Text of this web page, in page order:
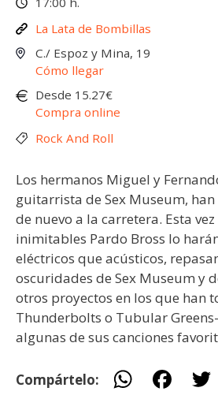
La Lata de Bombillas
C./ Espoz y Mina, 19
Cómo llegar
Desde 15.27€
Compra online
Rock And Roll
Los hermanos Miguel y
guitarrista de Sex Museum,
de nuevo a la carretera. Esta
inimitables Pardo Bross lo
eléctricos que acústicos,
oscuridades de Sex Museum y
otros proyectos en los que han
Thunderbolts o Tubular
algunas de sus canciones
Compártelo: W